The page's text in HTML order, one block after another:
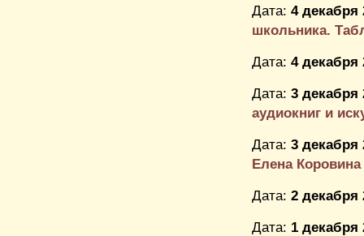
Дата: 4 декабря
школьника.
Дата: 4 декабря
Дата: 3 декабря
аудиокниг и
Дата: 3 декабря
Елена Коровина
Дата: 2 декабря
Дата: 1 декабря